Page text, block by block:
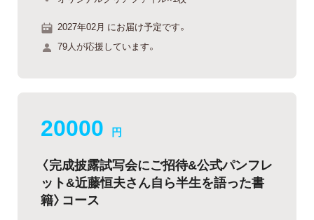
2027年02月 にお届け予定です。
79人が応援しています。
20000 円
〈完成披露試写会にご招待&公式パンフレ
ット&近藤恒夫さん自ら半生を語った書
籍〉コース